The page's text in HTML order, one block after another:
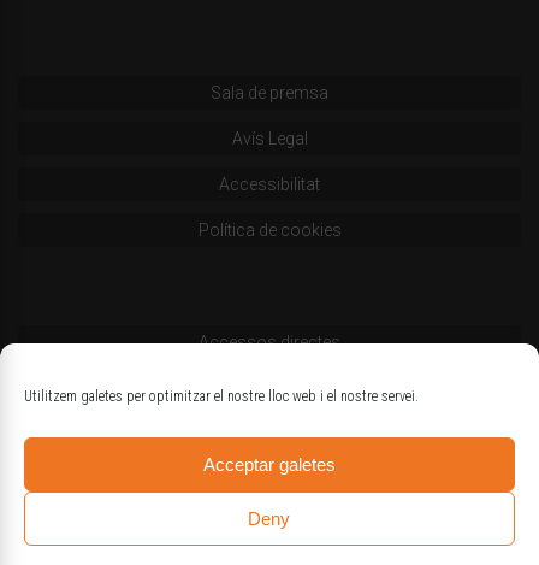
Utilitzem galetes per optimitzar el nostre lloc web i el nostre servei.
Acceptar galetes
Deny
Sala de premsa
Avís Legal
Accessibilitat
Política de cookies
Accessos directes
Codi deontològic
Estatuts
Logotips oficials